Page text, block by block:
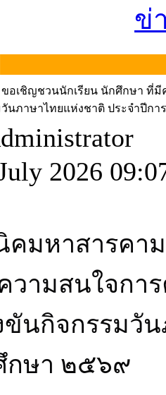
ข่
อเชิญชวนนักเรียน นักศึกษา ที่
นภาษาไทยแห่งชาติ ประจำปีก
2026
คมหาสารคา
ามสนใจกา
นกิจกรรมวั
กษา ๒๕๖๙